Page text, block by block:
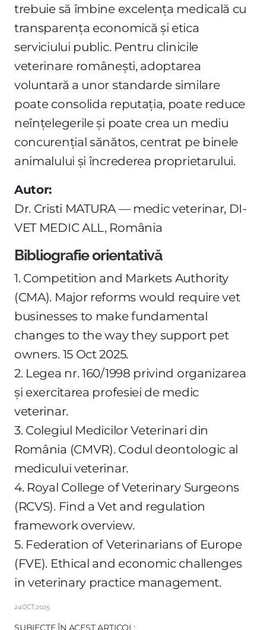
trebuie să îmbine excelența medicală cu
transparența economică și etica
serviciului public. Pentru clinicile
veterinare românești, adoptarea
voluntară a unor standarde similare
poate consolida reputația, poate reduce
neînțelegerile și poate crea un mediu
concurențial sănătos, centrat pe binele
animalului și încrederea proprietarului.
Autor:
Dr. Cristi MATURA — medic veterinar, DI-
VET MEDIC ALL, România
Bibliografie orientativă
1. Competition and Markets Authority
(CMA). Major reforms would require vet
businesses to make fundamental
changes to the way they support pet
owners. 15 Oct 2025.
2. Legea nr. 160/1998 privind organizarea
și exercitarea profesiei de medic
veterinar.
3. Colegiul Medicilor Veterinari din
România (CMVR). Codul deontologic al
medicului veterinar.
4. Royal College of Veterinary Surgeons
(RCVS). Find a Vet and regulation
framework overview.
5. Federation of Veterinarians of Europe
(FVE). Ethical and economic challenges
in veterinary practice management.
24.OCT.2025
SUBIECTE ÎN ACEST ARTICOL: